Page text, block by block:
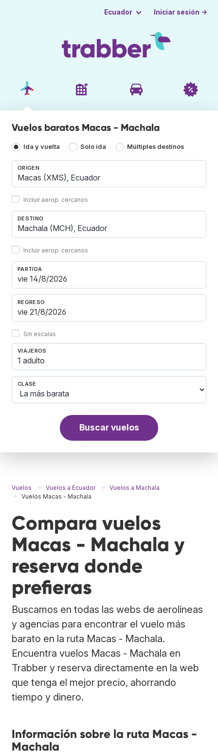
Ecuador Iniciar sesión →
Vuelos baratos Macas - Machala
Ida y vuelta Solo ida Múltiples destinos
ORIGEN
Incluir aerop. cercanos
DESTINO
Incluir aerop. cercanos
PARTIDA
REGRESO
Sin escalas
VIAJEROS
1 adulto
CLASE
Buscar vuelos
Vuelos Vuelos a Ecuador
Vuelos a Machala
Vuelos Macas - Machala
Compara vuelos
Macas - Machala y
reserva donde
prefieras
Buscamos en todas las webs de aerolíneas
y agencias para encontrar el vuelo más
barato en la ruta Macas - Machala.
Encuentra vuelos Macas - Machala en
Trabber y reserva directamente en la web
que tenga el mejor precio, ahorrando
tiempo y dinero.
Información sobre la ruta Macas -
Machala